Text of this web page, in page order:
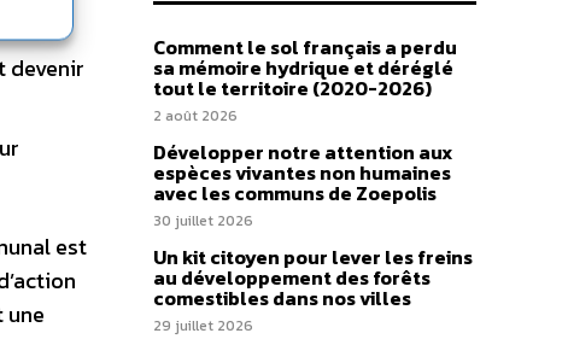
devenir
est
une
Comment le sol français a perdu
sa mémoire hydrique et déréglé
tout le territoire (2020-2026)
2 août 2026
Développer notre attention aux
espèces vivantes non humaines
avec les communs de Zoepolis
30 juillet 2026
Un kit citoyen pour lever les freins
au développement des forêts
comestibles dans nos villes
29 juillet 2026